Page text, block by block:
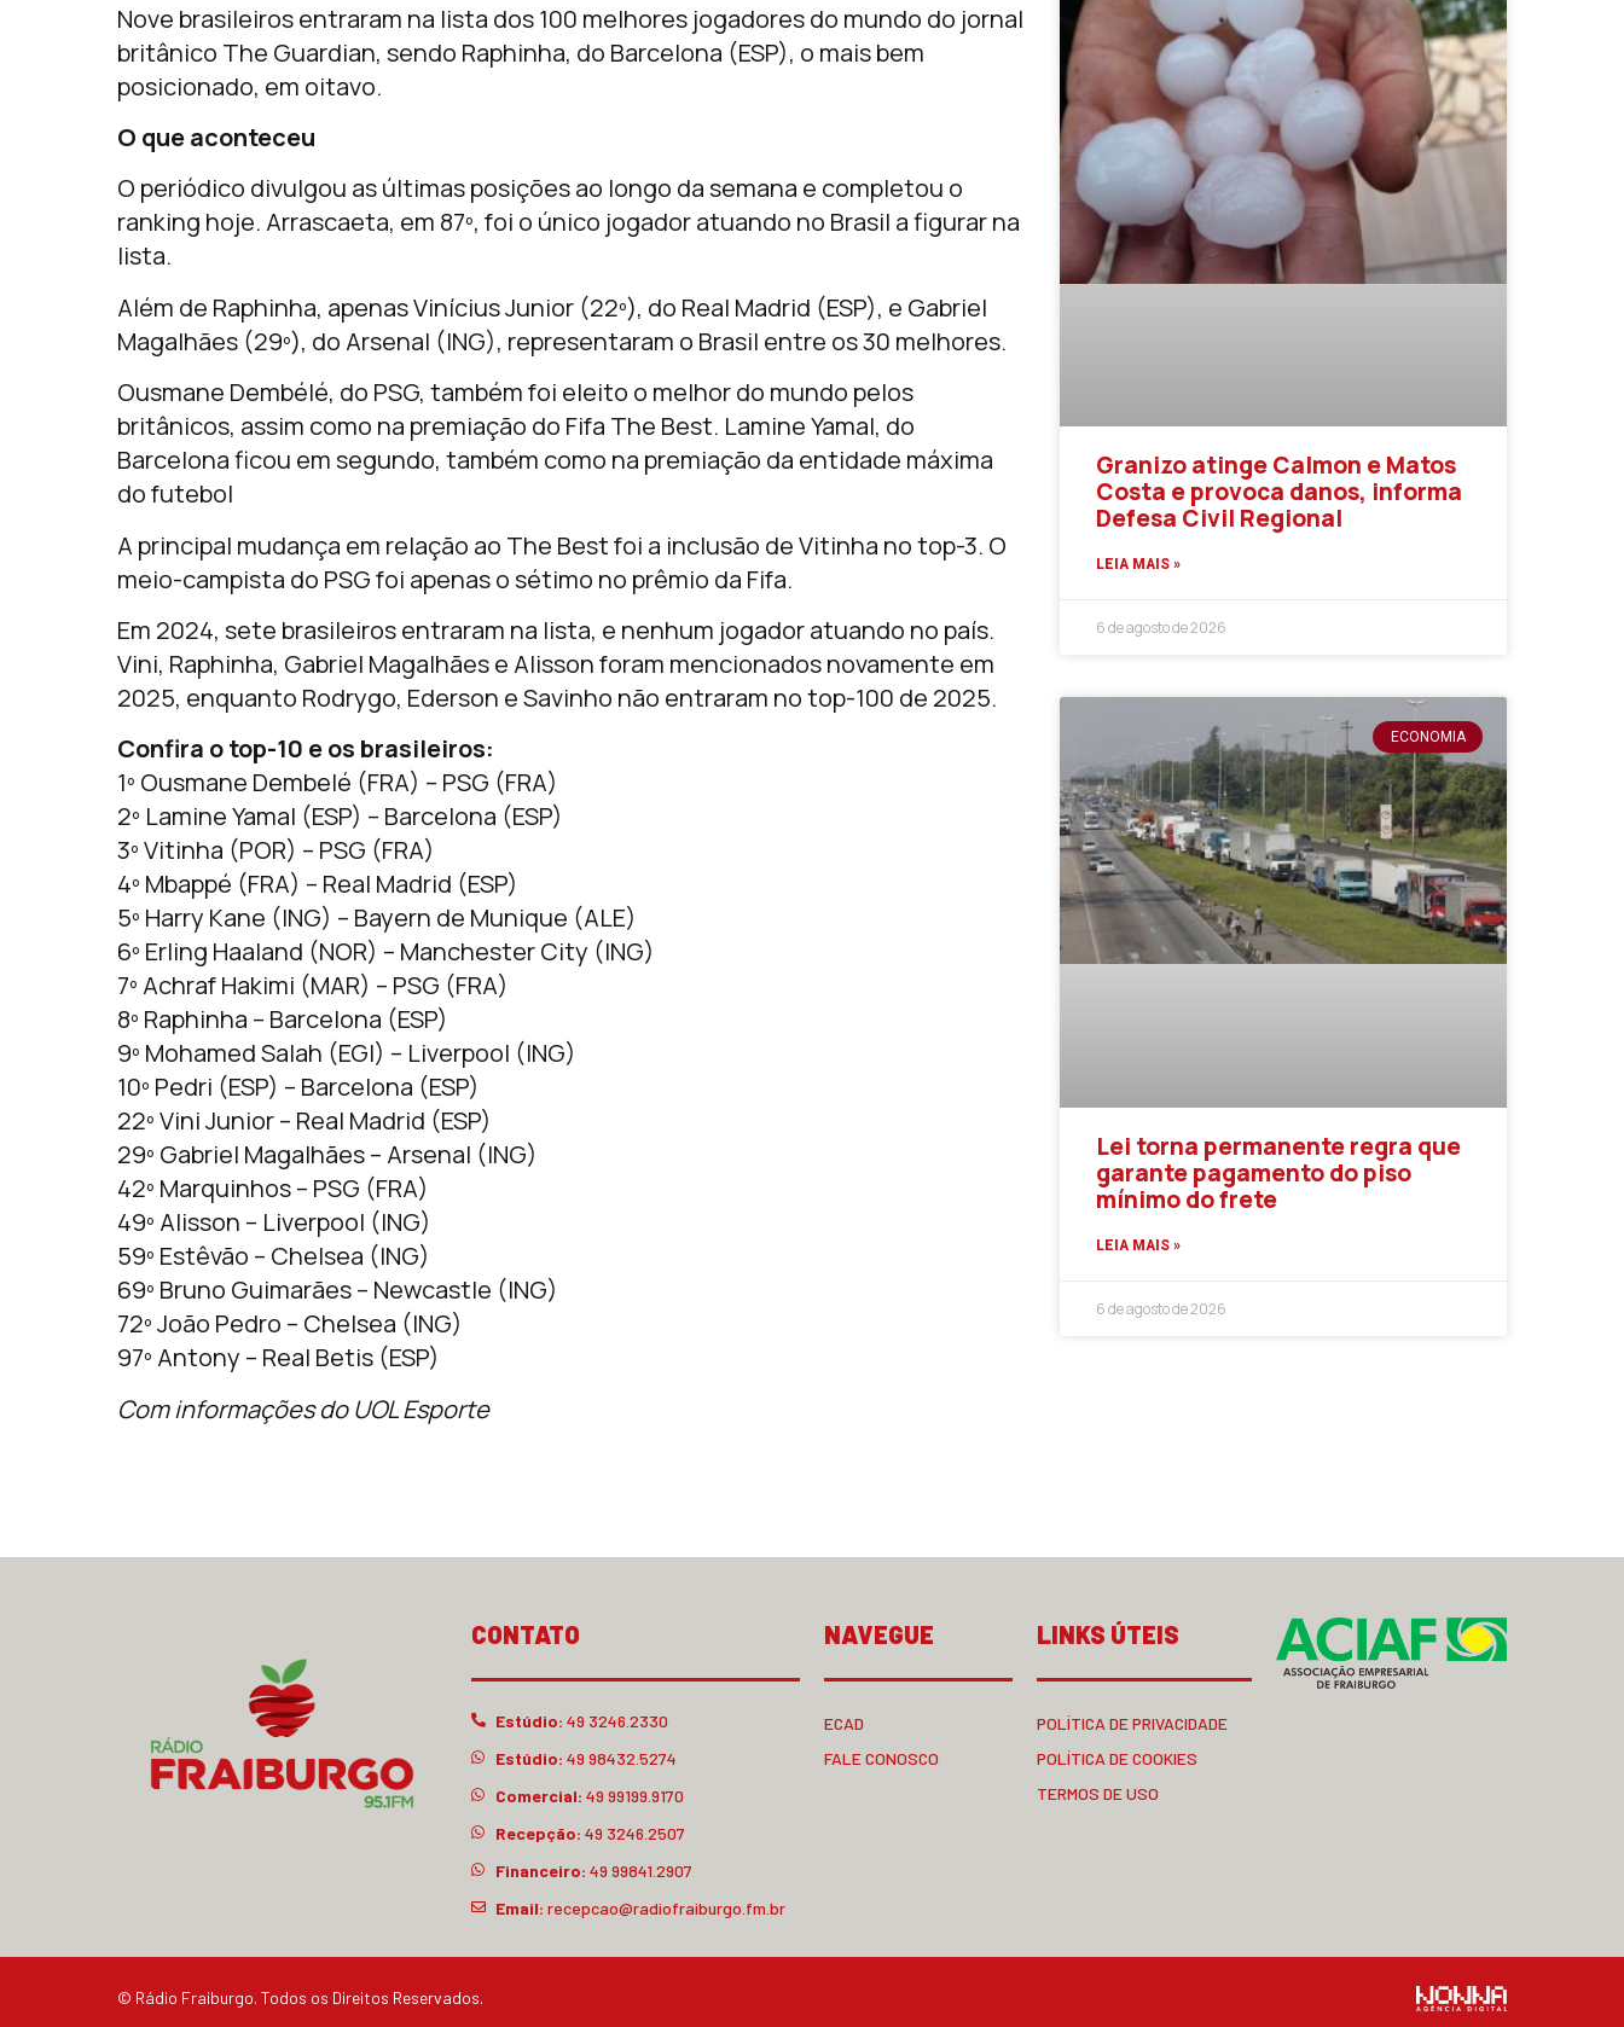
Nove brasileiros entraram na lista dos 100 melhores jogadores do mundo do jornal
britânico The Guardian, sendo Raphinha, do Barcelona (ESP), o mais bem
posicionado, em oitavo.
O que aconteceu
O periódico divulgou as últimas posições ao longo da semana e completou o
ranking hoje. Arrascaeta, em 87º, foi o único jogador atuando no Brasil a figurar na
lista.
Além de Raphinha, apenas Vinícius Junior (22º), do Real Madrid (ESP), e Gabriel
Magalhães (29º), do Arsenal (ING), representaram o Brasil entre os 30 melhores.
Ousmane Dembélé, do PSG, também foi eleito o melhor do mundo pelos
britânicos, assim como na premiação do Fifa The Best. Lamine Yamal, do
Barcelona ficou em segundo, também como na premiação da entidade máxima
do futebol
A principal mudança em relação ao The Best foi a inclusão de Vitinha no top-3. O
meio-campista do PSG foi apenas o sétimo no prêmio da Fifa.
Em 2024, sete brasileiros entraram na lista, e nenhum jogador atuando no país.
Vini, Raphinha, Gabriel Magalhães e Alisson foram mencionados novamente em
2025, enquanto Rodrygo, Ederson e Savinho não entraram no top-100 de 2025.
Confira o top-10 e os brasileiros:
1º Ousmane Dembelé (FRA) – PSG (FRA)
2º Lamine Yamal (ESP) – Barcelona (ESP)
3º Vitinha (POR) – PSG (FRA)
4º Mbappé (FRA) – Real Madrid (ESP)
5º Harry Kane (ING) – Bayern de Munique (ALE)
6º Erling Haaland (NOR) – Manchester City (ING)
7º Achraf Hakimi (MAR) – PSG (FRA)
8º Raphinha – Barcelona (ESP)
9º Mohamed Salah (EGI) – Liverpool (ING)
10º Pedri (ESP) – Barcelona (ESP)
22º Vini Junior – Real Madrid (ESP)
29º Gabriel Magalhães – Arsenal (ING)
42º Marquinhos – PSG (FRA)
49º Alisson – Liverpool (ING)
59º Estêvão – Chelsea (ING)
69º Bruno Guimarães – Newcastle (ING)
72º João Pedro – Chelsea (ING)
97º Antony – Real Betis (ESP)
Com informações do UOL Esporte
Granizo atinge Calmon e Matos
Costa e provoca danos, informa
Defesa Civil Regional
LEIA MAIS »
6 de agosto de 2026
ECONOMIA
Lei torna permanente regra que
garante pagamento do piso
mínimo do frete
LEIA MAIS »
6 de agosto de 2026
CONTATO
Estúdio: 49 3246.2330
Estúdio: 49 98432.5274
Comercial: 49 99199.9170
Recepção: 49 3246.2507
Financeiro: 49 99841.2907
Email: recepcao@radiofraiburgo.fm.br
NAVEGUE
ECAD
FALE CONOSCO
LINKS ÚTEIS
POLÍTICA DE PRIVACIDADE
POLÍTICA DE COOKIES
TERMOS DE USO
© Rádio Fraiburgo. Todos os Direitos Reservados.